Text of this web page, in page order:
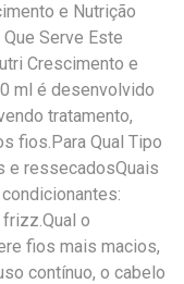
e Nutrição
Serve Este
Crescimento e
ml é desenvolvido
tratamento,
fios.Para Qual Tipo
e ressecadosQuais
o
fios mais macios,
contínuo, o cabelo